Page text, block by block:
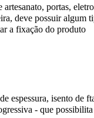
artesanato, portas,
deve possuir algum
a fixação do produto
espessura, isento de
- que